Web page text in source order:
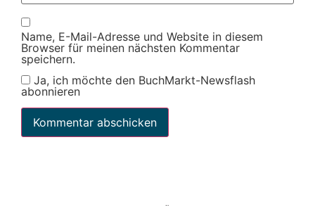
Name, E-Mail-Adresse und Website in diesem
Browser für meinen nächsten Kommentar
speichern.
Ja, ich möchte den BuchMarkt-Newsflash
abonnieren